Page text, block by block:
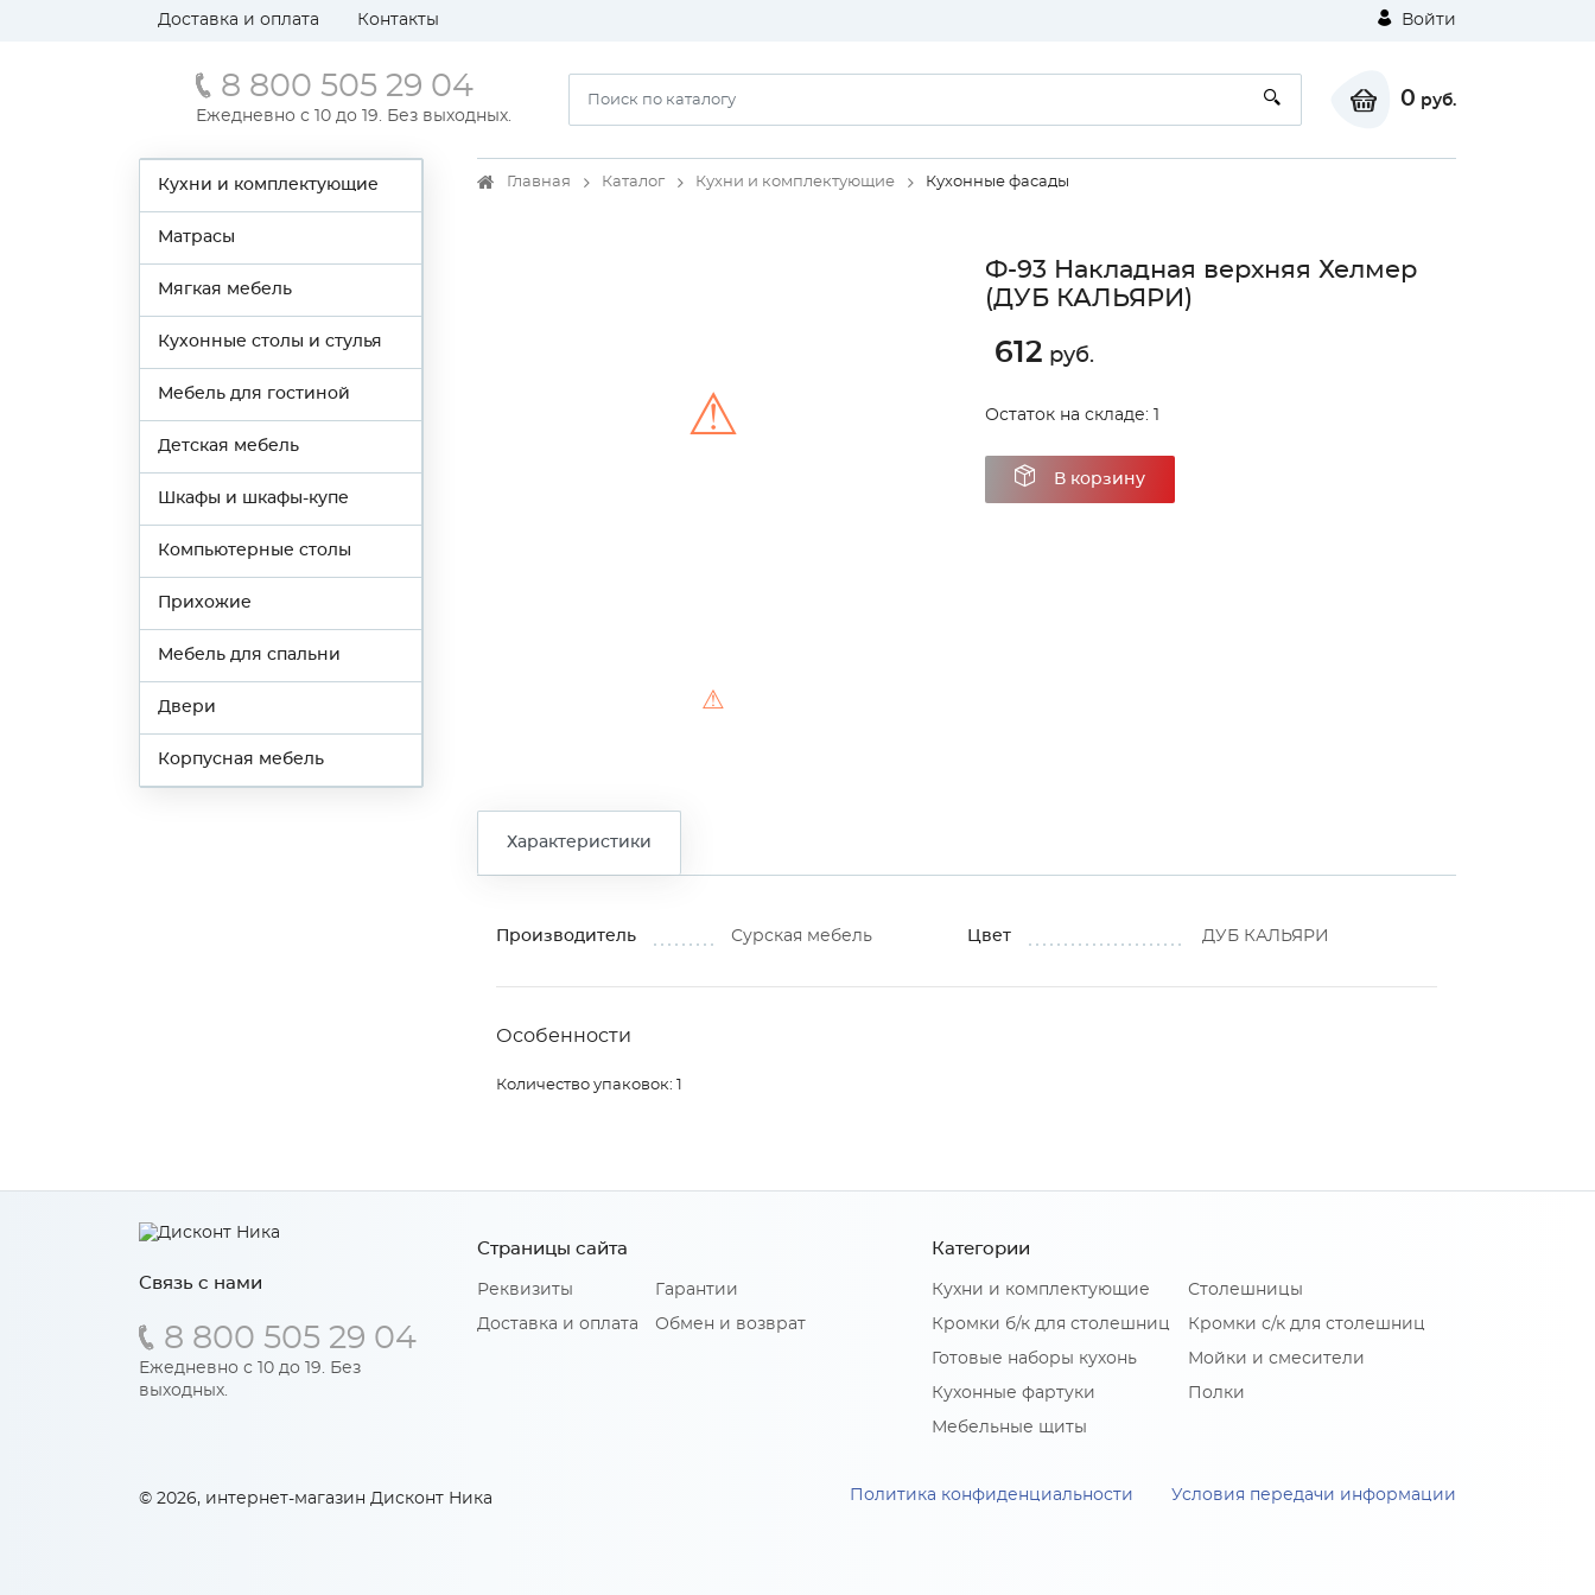
Доставка и оплата Контакты Войти
8 800 505 29 04
Ежедневно с 10 до 19. Без выходных.
0 руб.
Кухни и комплектующие
Матрасы
Мягкая мебель
Кухонные столы и стулья
Мебель для гостиной
Детская мебель
Шкафы и шкафы-купе
Компьютерные столы
Прихожие
Мебель для спальни
Двери
Корпусная мебель
Главная Каталог Кухни и комплектующие Кухонные фасады
⚠
⚠
Ф-93 Накладная верхняя Хелмер
(ДУБ КАЛЬЯРИ)
612 руб.
Остаток на складе: 1
В корзину
Характеристики
Производитель Сурская мебель Цвет ДУБ КАЛЬЯРИ
Особенности
Количество упаковок: 1
Связь с нами
8 800 505 29 04
Ежедневно с 10 до 19. Без
выходных.
Страницы сайта
Реквизиты
Доставка и оплата
Гарантии
Обмен и возврат
Категории
Кухни и комплектующие
Кромки б/к для столешниц
Готовые наборы кухонь
Кухонные фартуки
Мебельные щиты
Столешницы
Кромки с/к для столешниц
Мойки и смесители
Полки
© 2026, интернет-магазин Дисконт Ника Политика конфиденциальности Условия передачи информации